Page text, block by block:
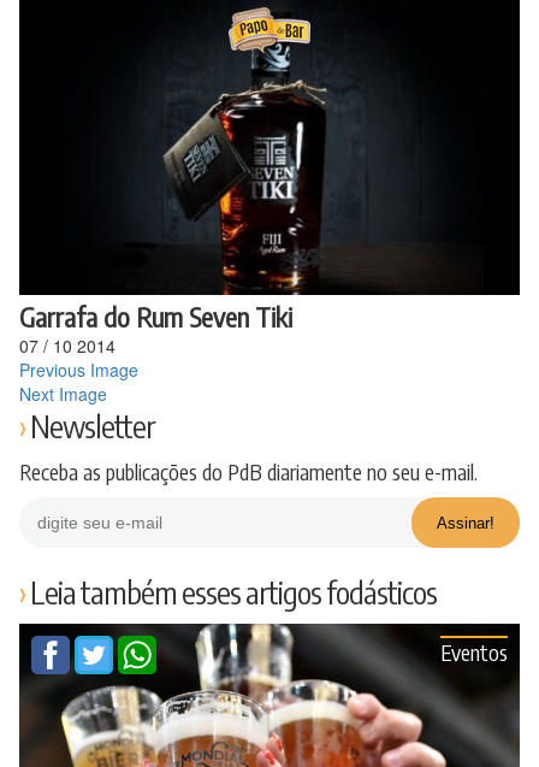
Garrafa do Rum Seven Tiki
07 / 10 2014
Previous Image
Next Image
Newsletter
Receba as publicações do PdB diariamente no seu e-mail.
Leia também esses artigos fodásticos
Eventos